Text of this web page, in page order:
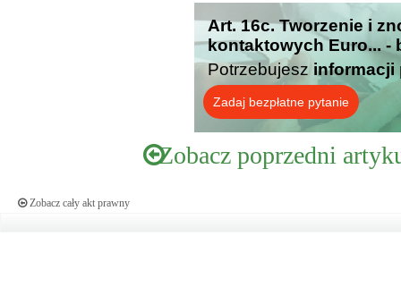
Art. 16c. Tworzenie i
kontaktowych Euro... -
Potrzebujesz informacji
Zadaj bezpłatne pytanie
Zobacz poprzedni
Zobacz cały akt prawny